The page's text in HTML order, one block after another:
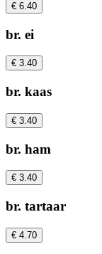
€ 6.40
br. ei
€ 3.40
br. kaas
€ 3.40
br. ham
€ 3.40
br. tartaar
€ 4.70